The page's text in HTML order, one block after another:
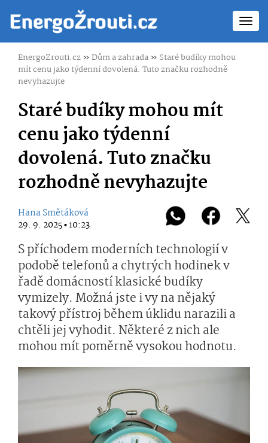
EnergoZrouti.cz»Dům a zahrada» Staré budíky mohou
mít cenu jako týdenní dovolená. Tuto značku rozhodně
nevyhazujte
Staré budíky mohou mít
cenu jako týdenní
dovolená. Tuto značku
rozhodně nevyhazujte
Hana Smětáková
29. 9. 2025 ▪ 10:23
S příchodem moderních technologií v
podobě telefonů a chytrých hodinek v
řadě domácností klasické budíky
vymizely. Možná jste i vy na nějaký
takový přístroj během úklidu narazili a
chtěli jej vyhodit. Některé z nich ale
mohou mít poměrně vysokou hodnotu.